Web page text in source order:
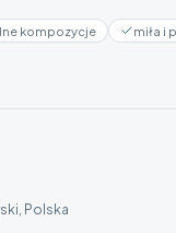
kompozycje miła i
Polska